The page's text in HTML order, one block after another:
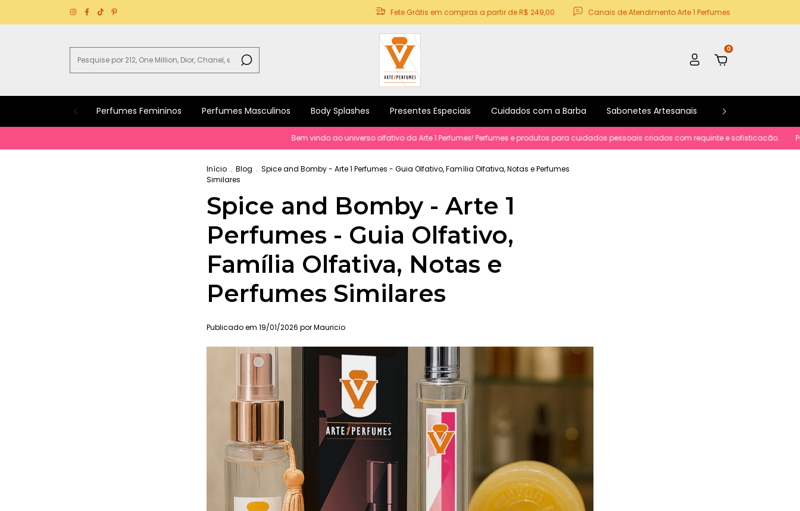
Fete Grátis em compras a partir de R$ 249,00 Canais de Atendimento Arte 1 Perfumes
0
Perfumes Femininos Perfumes Masculinos Body Splashes Presentes Especiais Cuidados com a Barba Sabonetes Artesanais Kits e Promoções
Bem vindo ao universo olfativo da Arte 1 Perfumes! Perfumes e produtos para cuidados pessoais criados com requinte e sofisticacão.
Início . Blog . Spice and Bomby - Arte 1 Perfumes - Guia Olfativo, Família Olfativa, Notas e Perfumes
Similares
Spice and Bomby - Arte 1
Perfumes - Guia Olfativo,
Família Olfativa, Notas e
Perfumes Similares
Publicado em 19/01/2026 por Mauricio